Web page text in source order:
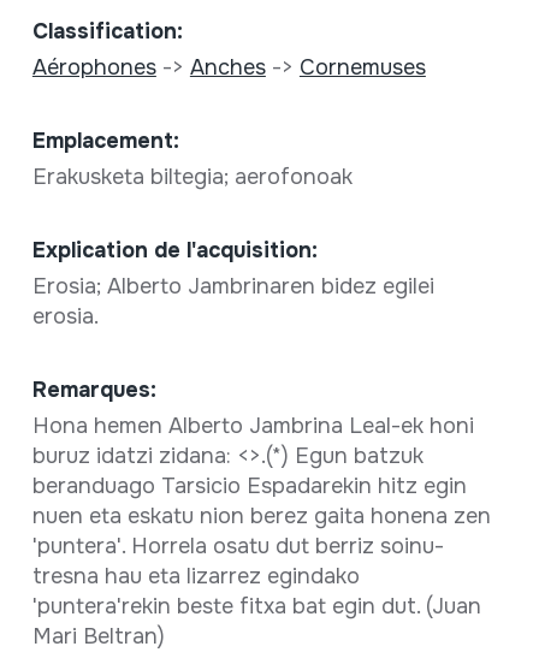
Classification:
Aérophones-> Anches-> Cornemuses
Emplacement:
Erakusketa biltegia; aerofonoak
Explication de l'acquisition:
Erosia; Alberto Jambrinaren bidez egilei
erosia.
Remarques:
Hona hemen Alberto Jambrina Leal-ek honi
buruz idatzi zidana: <>.(*) Egun batzuk
beranduago Tarsicio Espadarekin hitz egin
nuen eta eskatu nion berez gaita honena zen
'puntera'. Horrela osatu dut berriz soinu-
tresna hau eta lizarrez egindako
'puntera'rekin beste fitxa bat egin dut. (Juan
Mari Beltran)